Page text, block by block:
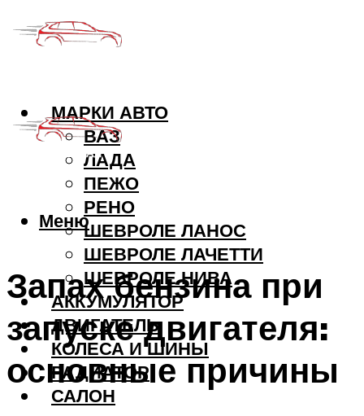
МАРКИ АВТО
ВАЗ
ЛАДА
ПЕЖО
РЕНО
ШЕВРОЛЕ ЛАНОС
ШЕВРОЛЕ ЛАЧЕТТИ
ШЕВРОЛЕ НИВА
АККУМУЛЯТОР
ДВИГАТЕЛЬ
КОЛЕСА И ШИНЫ
РАДИАТОР
САЛОН
Меню
Запах бензина при
запуске двигателя:
основные причины